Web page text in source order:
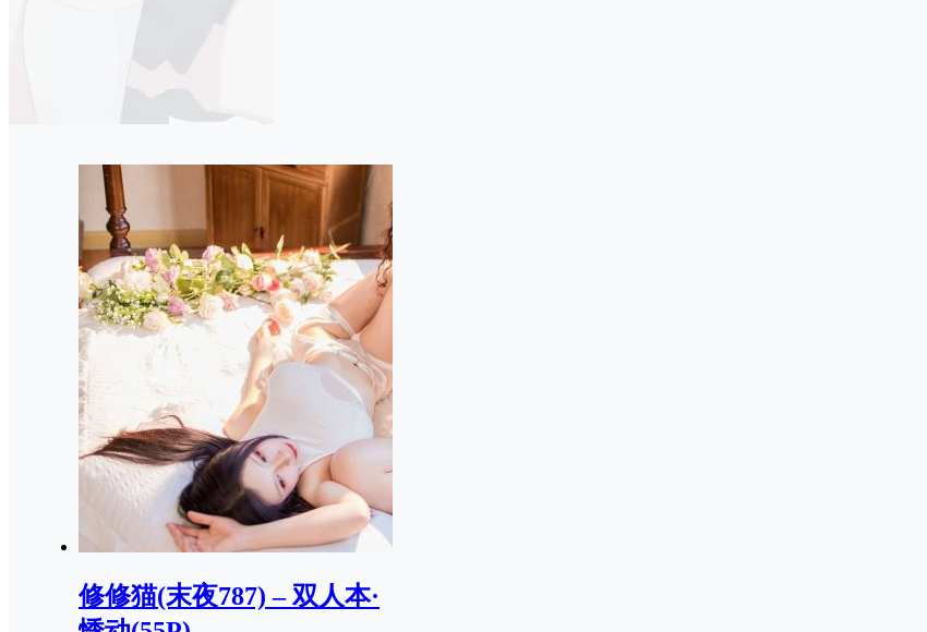
修修猫(末夜787) – 双人本·